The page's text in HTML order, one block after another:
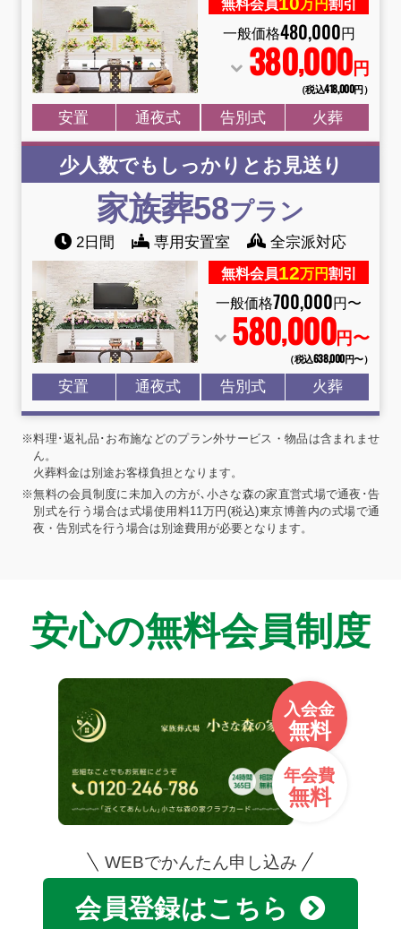
無料会員 万円割引
一般価格480,000円
380,000円
（税込418,000円）
安置 通夜式 告別式 火葬
少人数でもしっかりとお見送り
家族葬58プラン
2日間 専用安置室 全宗派対応
無料会員12万円割引
一般価格700,000円〜
580,000円〜
（税込638,000円〜）
安置 通夜式 告別式 火葬
※料理･返礼品･お布施などのプラン外サービス・物品は含まれませ
ん。
火葬料金は別途お客様負担となります。
※無料の会員制度に未加入の方が､小さな森の家直営式場で通夜･告
別式を行う場合は式場使用料11万円(税込)東京博善内の式場で通
夜・告別式を行う場合は別途費用が必要となります。
安心の無料会員制度
入会金
無料
年会費
無料
WEBでかんたん申し込み
会員登録はこちら